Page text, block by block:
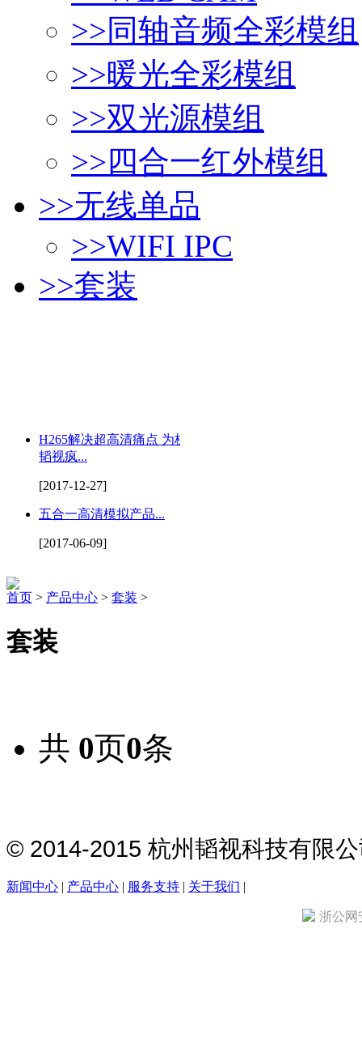
>>同轴音频全彩模组
>>暖光全彩模组
>>双光源模组
>>四合一红外模组
>>无线单品
>>WIFI IPC
>>套装
H265解决超高清痛点 为杭州
韬视疯...
[2017-12-27]
五合一高清模拟产品...
[2017-06-09]
首页 > 产品中心 > 套装 >
套装
共 0页0条
© 2014-2015 杭州韬视科技有限
新闻中心 | 产品中心 | 服务支持 | 关于我们 |
浙公网